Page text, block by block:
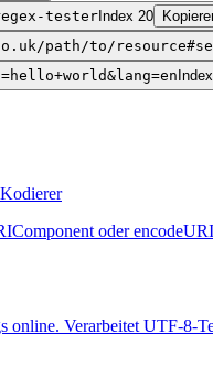
tester Index 20
path/to/
oder
online. Verarbeitet UTF-8-